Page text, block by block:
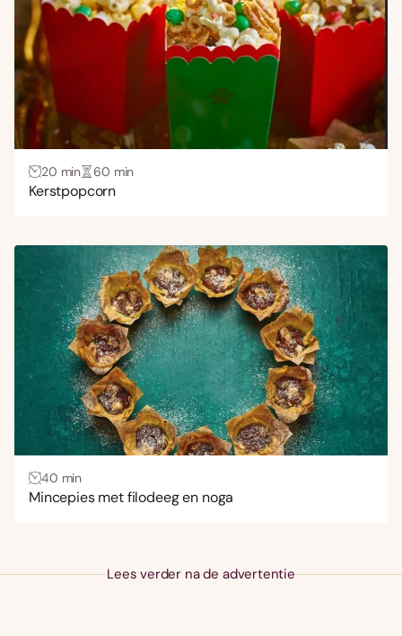
20 min 60 min
Kerstpopcorn
40 min
Mincepies met filodeeg en noga
Lees verder na de advertentie